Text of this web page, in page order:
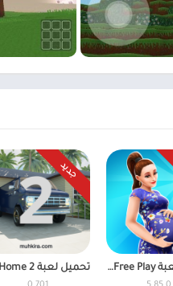
تحميل لعبة The Sims Free Play مهكرة للاندرويد اخر اصدار
جديد